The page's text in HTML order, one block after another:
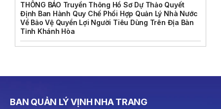
THÔNG BÁO Truyền Thông Hồ Sơ Dự Thảo Quyết
Định Ban Hành Quy Chế Phối Hợp Quản Lý Nhà Nước
Về Bảo Vệ Quyền Lợi Người Tiêu Dùng Trên Địa Bàn
Tỉnh Khánh Hòa
BAN QUẢN LÝ VỊNH NHA TRANG